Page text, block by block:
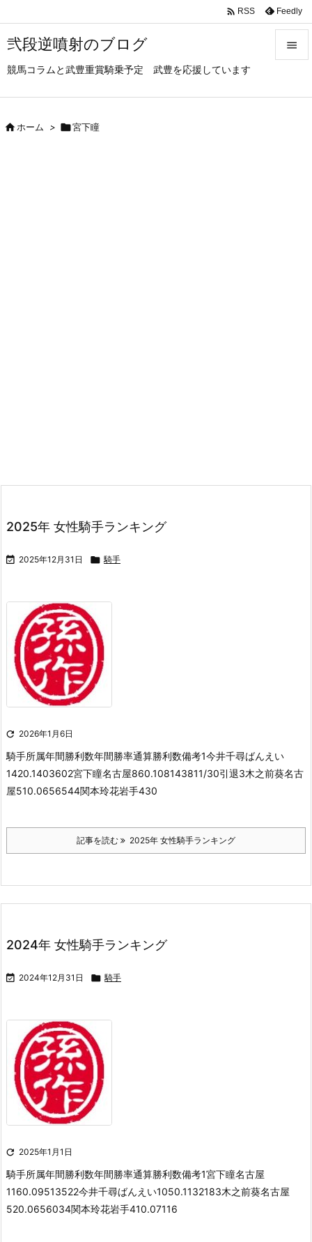
弐段逆噴射のブログ
競馬コラムと武豊重賞騎乗予定 武豊を応援しています

 RSS Feedly
ホーム > 宮下瞳
2025年 女性騎手ランキング
 2025年12月31日  騎手
 2026年1月6日
騎手所属年間勝利数年間勝率通算勝利数備考1今井千尋ばんえい
1420.1403602宮下瞳名古屋860.108143811/30引退3木之前葵名古
屋510.0656544関本玲花岩手430
記事を読む 2025年 女性騎手ランキング
2024年 女性騎手ランキング
 2024年12月31日  騎手
 2025年1月1日
騎手所属年間勝利数年間勝率通算勝利数備考1宮下瞳名古屋
1160.09513522今井千尋ばんえい1050.1132183木之前葵名古屋
520.0656034関本玲花岩手410.07116